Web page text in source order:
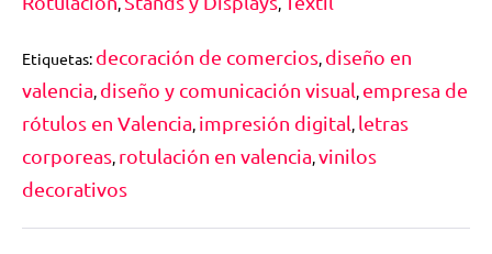
Etiquetas: decoración de comercios, diseño en
valencia, diseño y comunicación visual, empresa de
rótulos en Valencia, impresión digital, letras
corporeas, rotulación en valencia,vinilos
decorativos